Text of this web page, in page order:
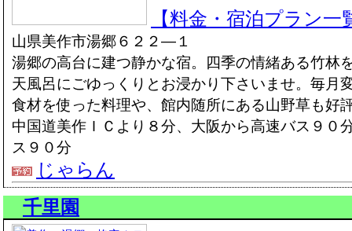
【料金・宿泊プラン一
山県美作市湯郷６２２―１
湯郷の高台に建つ静かな宿。四季の情緒ある竹林
天風呂にごゆっくりとお浸かり下さいませ。毎月
食材を使った料理や、館内随所にある山野草も好
中国道美作ＩＣより８分、大阪から高速バス９０
ス９０分
じゃらん
千里園